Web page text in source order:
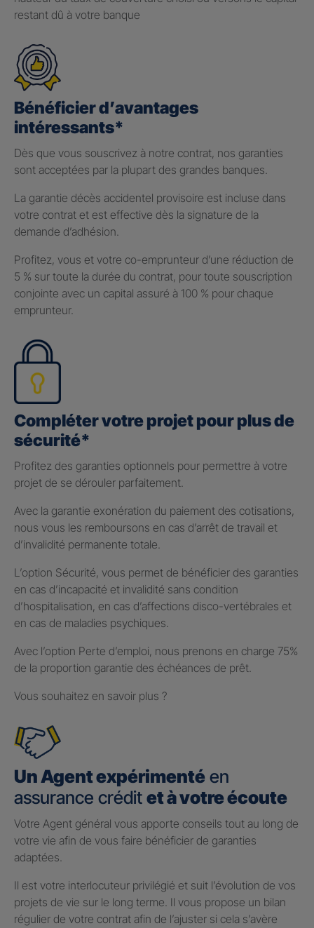
restant dû à votre banque
Bénéficier d’avantages
intéressants*
Dès que vous souscrivez à notre contrat, nos garanties
sont acceptées par la plupart des grandes banques.
La garantie décès accidentel provisoire est incluse dans
votre contrat et est effective dès la signature de la
demande d’adhésion.
Profitez, vous et votre co-emprunteur d’une réduction de
5 % sur toute la durée du contrat, pour toute souscription
conjointe avec un capital assuré à 100 % pour chaque
emprunteur.
Compléter votre projet pour plus de
sécurité*
Profitez des garanties optionnels pour permettre à votre
projet de se dérouler parfaitement.
Avec la garantie exonération du paiement des cotisations,
nous vous les remboursons en cas d’arrêt de travail et
d’invalidité permanente totale.
L’option Sécurité, vous permet de bénéficier des garanties
en cas d’incapacité et invalidité sans condition
d’hospitalisation, en cas d’affections disco-vertébrales et
en cas de maladies psychiques.
Avec l’option Perte d’emploi, nous prenons en charge 75%
de la proportion garantie des échéances de prêt.
Vous souhaitez en savoir plus ?
Un Agent expérimenté en
assurance crédit et à votre écoute
Votre Agent général vous apporte conseils tout au long de
votre vie afin de vous faire bénéficier de garanties
adaptées.
Il est votre interlocuteur privilégié et suit l’évolution de vos
projets de vie sur le long terme. Il vous propose un bilan
régulier de votre contrat afin de l’ajuster si cela s’avère